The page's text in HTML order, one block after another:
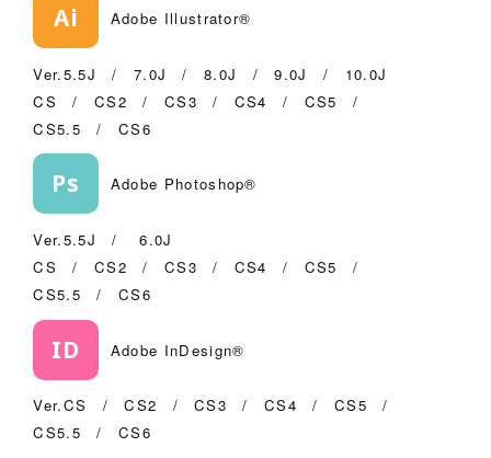
Ai Adobe Illustrator®
Ver.5.5J / 7.0J / 8.0J / 9.0J / 10.0J
CS / CS2 / CS3 / CS4 / CS5 /
CS5.5 / CS6
Ps Adobe Photoshop®
Ver.5.5J / 6.0J
CS / CS2 / CS3 / CS4 / CS5 /
CS5.5 / CS6
ID Adobe InDesign®
Ver.CS / CS2 / CS3 / CS4 / CS5 /
CS5.5 / CS6